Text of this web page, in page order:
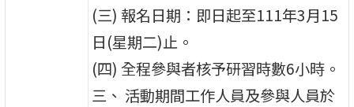
(三) 報名日期：即日起至111年3月15
日(星期二)止。
(四) 全程參與者核予研習時數6小時。
三、 活動期間工作人員及參與人員於